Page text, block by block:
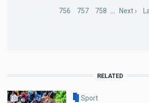
Page
756 Page
757 Page
758 …
Next
Next ›
RELATED
Sport